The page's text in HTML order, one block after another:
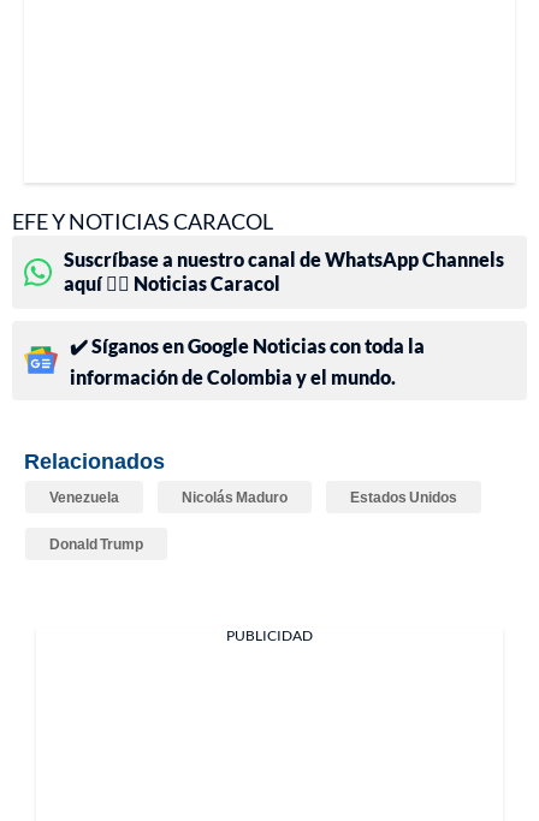
EFE Y NOTICIAS CARACOL
Suscríbase a nuestro canal de WhatsApp Channels
aquí 👉🏻 Noticias Caracol
✔️ Síganos en Google Noticias con toda la
información de Colombia y el mundo.
Relacionados
Venezuela Nicolás Maduro Estados Unidos
Donald Trump
PUBLICIDAD